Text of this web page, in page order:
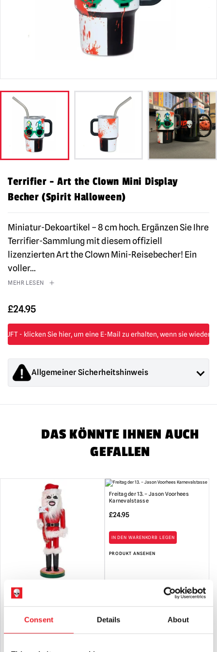
Consent Details About
Terrifier - Art the Clown Mini Display
Becher (Spirit Halloween)
Miniatur-Dekoartikel – 8 cm hoch. Ergänzen Sie Ihre
Terrifier-Sammlung mit diesem offiziell
lizenzierten Art the Clown Mini-Reisebecher! Ein
voller...
MEHR LESEN
£24.95
Allgemeiner Sicherheitshinweis
Sammlerstücke für Erwachsene oder Halloween-
DAS KÖNNTE IHNEN AUCH
GEFALLEN
Terrifier - Kunst der Clown
Nussknacker (Spirit Halloween)
IN DEN WARENKORB LEGEN
Freitag der 13. – Jason Voorhees
Karnevalstasse
£24.95
IN DEN WARENKORB LEGEN
PRODUKT ANSEHEN